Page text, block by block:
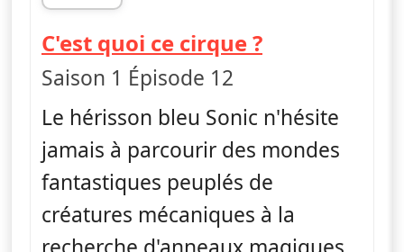
fin 07h40
C'est quoi ce cirque ?— Sonic
Saison 1 Épisode 12
Le hérisson bleu Sonic n'hésite
jamais à parcourir des mondes
fantastiques peuplés de
créatures mécaniques à la